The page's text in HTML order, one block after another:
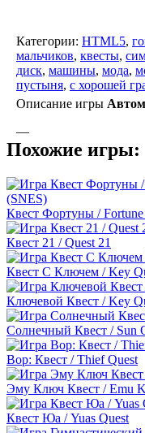
Категории: HTML5,
мальчиков, квесты,
диск, машины, мода,
пустыня, с хорошей
Описание игры
—
Похожие игры:
Квест Фортуны /
Квест 21 / Quest 21
Квест С Ключем / Key
Ключевой Квест / Key
Солнечный Квест / Sun
Вор: Квест / Thief Quest
Эму Ключ Квест / Emu
Квест Юа / Yuas Quest